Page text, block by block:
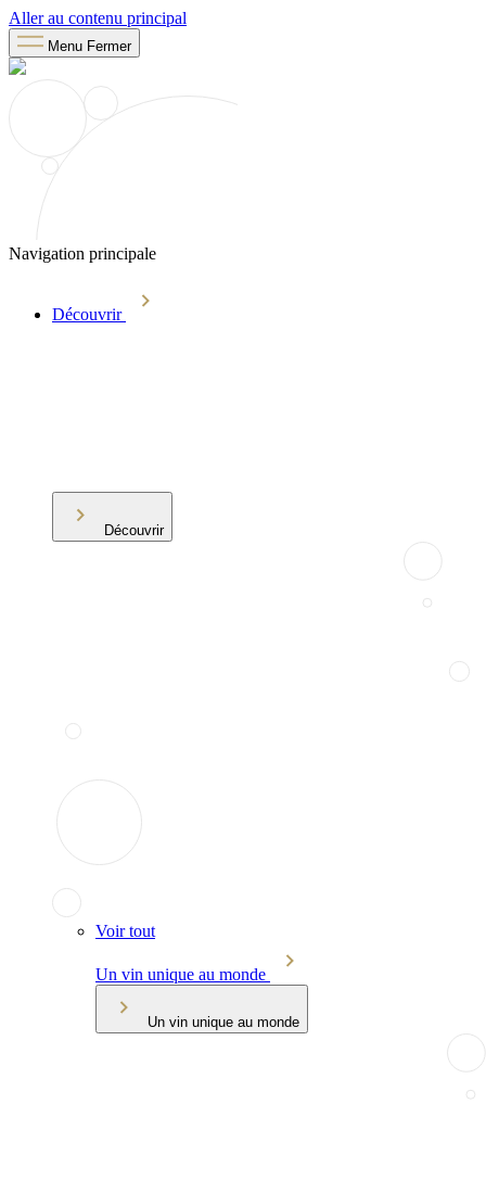
Aller au contenu principal
Menu Fermer
Navigation principale
Découvrir
Découvrir
Voir tout
Un vin unique au monde
Un vin unique au monde